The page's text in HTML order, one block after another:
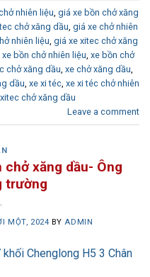
nhiên liệu giá xe bồn chở xăng
chở xăng dầu giá xe chở nhiên
nhiên liệu giá xe xitec chở xăng
xe bồn chở nhiên liệu xe bồn chở
chở xăng dầu xe chở xăng dầu
dầu xe xi téc xe xi téc chở nhiên
chở xăng dầu
Leave a comment
xăng dầu- Ông
trường
MỘT, 2024 BYADMIN